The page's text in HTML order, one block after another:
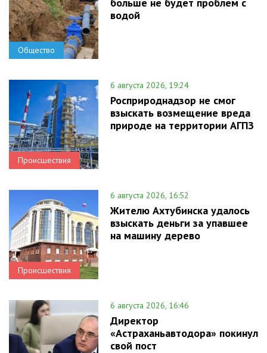
Общество
водой
Происшествия
6 августа 2026, 19:24
Росприроднадзор не смог
взыскать возмещение вреда
природе на территории АГПЗ
Происшествия
6 августа 2026, 16:52
Жителю Ахтубинска удалось
взыскать деньги за упавшее
на машину дерево
6 августа 2026, 16:46
Директор
«Астраханьавтодора» покинул
свой пост